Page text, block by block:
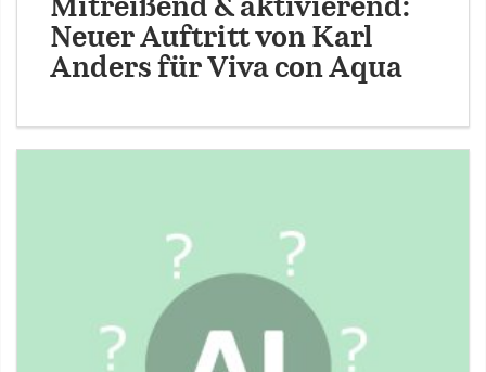
Mitreißend & aktivierend:
Neuer Auftritt von Karl
Anders für Viva con Aqua